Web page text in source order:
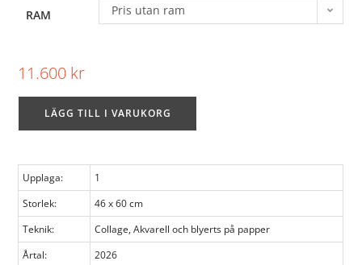
RAM Pris utan ram
11.600 kr
LÄGG TILL I VARUKORG
Upplaga:
1
Storlek:
46 x 60 cm
Teknik:
Collage, Akvarell och blyerts på papper
Årtal:
2026